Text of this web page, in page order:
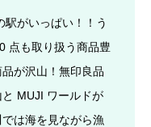
駅がいっぱい！！う
点も取り扱う商品豊
が沢山！無印良品
MUJI ワールドが
は海を見ながら漁